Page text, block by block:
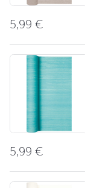
5,99€
5,99€